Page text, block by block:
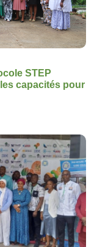
STEP
capacités pour